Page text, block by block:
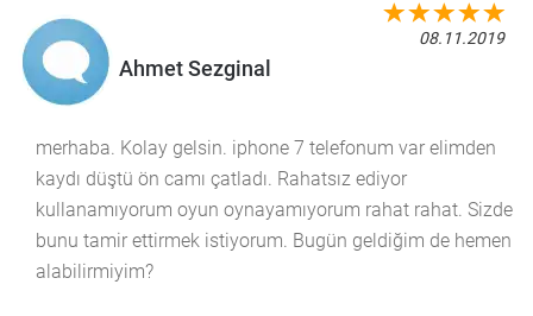
Ahmet Sezginal
08.11.2019
merhaba. Kolay gelsin. iphone 7 telefonum var elimden
kaydı düştü ön camı çatladı. Rahatsız ediyor
kullanamıyorum oyun oynayamıyorum rahat rahat. Sizde
bunu tamir ettirmek istiyorum. Bugün geldiğim de hemen
alabilirmiyim?